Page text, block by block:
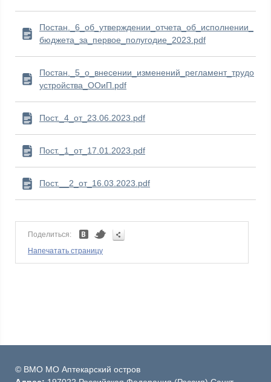
Постан._6_об_утверждении_отчета_об_исполнении_
бюджета_за_первое_полугодие_2023.pdf
Постан._5_о_внесении_изменений_регламент_трудо
устройства_ООиП.pdf
Пост._4_от_23.06.2023.pdf
Пост._1_от_17.01.2023.pdf
Пост.__2_от_16.03.2023.pdf
Поделиться:
Напечатать страницу
© ВМО МО Аптекарский остров